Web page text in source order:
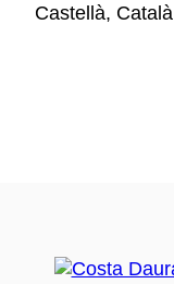
Castellà, Català